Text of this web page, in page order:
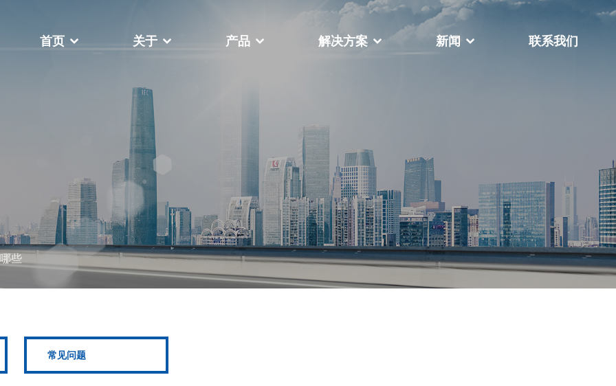
首页 关于
我们一直致力于帮助客户在瞬息
界中提高竞争力、成本效益和生
视频中心
公司相册
荣誉资质
产品
台式 FY-400F复卷机 FY-888全自动扁绳手挽机
解决方案 新闻 联系我们
些
常见问题